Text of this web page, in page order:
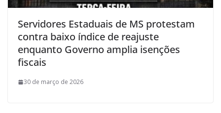
Servidores Estaduais de MS protestam
contra baixo índice de reajuste
enquanto Governo amplia isenções
fiscais
30 de março de 2026